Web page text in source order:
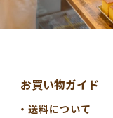
お買い物ガイド
送料について